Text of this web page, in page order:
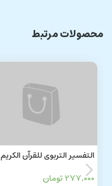
محصولات مرتبط
التفسیر التربوی للقرآن الکریم
(المبانی و الاتجاهات)
277,000 تومان